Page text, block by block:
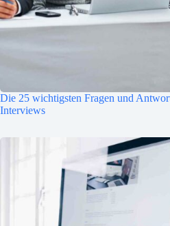
Die 25 wichtigsten Fragen und
Interviews